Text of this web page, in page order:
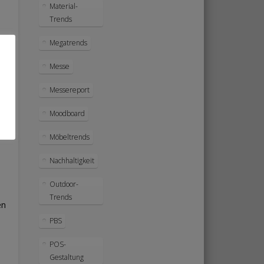
Material-
Trends
Megatrends
Messe
Messereport
Moodboard
Möbeltrends
Nachhaltigkeit
Outdoor-
Trends
PBS
POS-
Gestaltung